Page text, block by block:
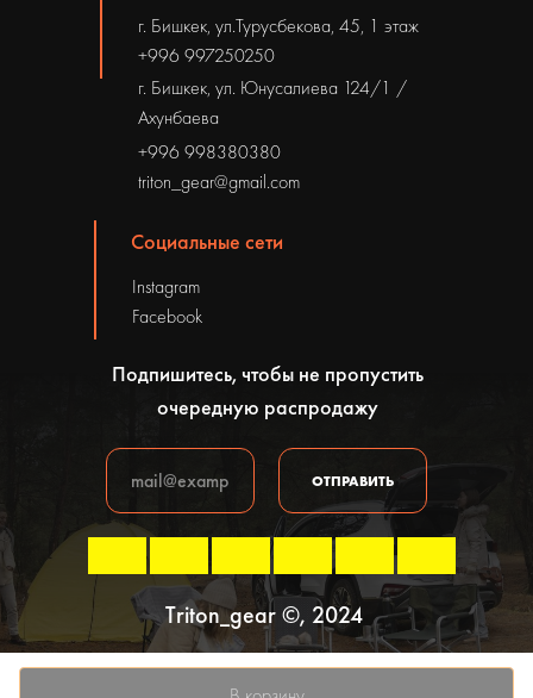
Подпишитесь, чтобы не пропустить
очередную распродажу
Triton_gear ©, 2024
Политика конфиденциальности
ОТПРАВИТЬ
г. Бишкек, ул.Турусбекова, 45, 1 этаж
г. Бишкек, ул. Юнусалиева 124/1 /
Ахунбаева
+996 998380380
triton_gear@gmail.com
+996 997250250
Социальные сети
Instagram
Facebook